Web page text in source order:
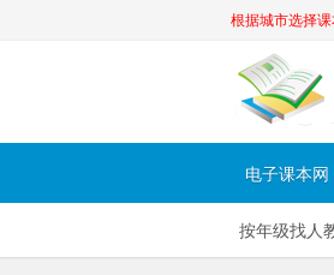
根据城市选择
电子课本网
按年级找人